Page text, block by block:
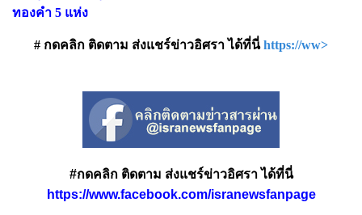
ทองคำ 5 แห่ง
# กดคลิก ติดตาม ส่งแชร์ข่าวอิศรา ได้ที่นี่https://ww>
#กดคลิก ติดตาม ส่งแชร์ข่าวอิศรา ได้ที่นี่
https://www.facebook.com/isranewsfanpage